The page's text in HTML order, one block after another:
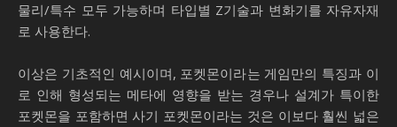
물리/특수 모두 가능하며 타입별 Z기술과 변화기를 자유자재
로 사용한다.
이상은 기초적인 예시이며, 포켓몬이라는 게임만의 특징과 이
로 인해 형성되는 메타에 영향을 받는 경우나 설계가 특이한
포켓몬을 포함하면 사기 포켓몬이라는 것은 이보다 훨씬 넓은